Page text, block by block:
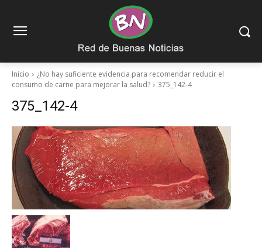
Inicio
¿No hay suficiente evidencia para recomendar reducir el
consumo de carne para mejorar la salud?
375_142-4
375_142-4